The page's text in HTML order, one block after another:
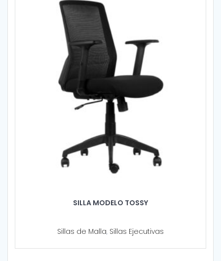
SILLA MODELO TOSSY
Sillas de Malla, Sillas Ejecutivas